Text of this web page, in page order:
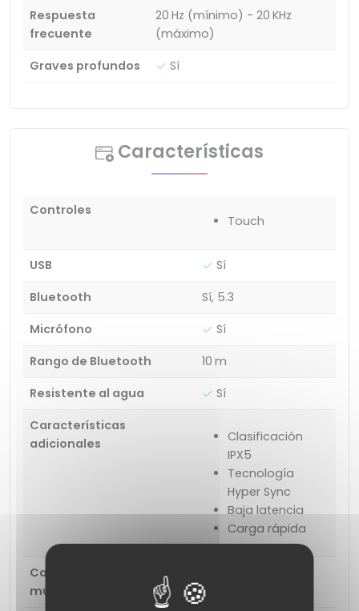
Respuesta
frecuente
20 Hz (mínimo) - 20 KHz
(máximo)
Graves profundos
Sí
Características
Controles
Touch
USB
Sí
Bluetooth
Sí, 5.3
Micrófono
Sí
Rango de Bluetooth
10 m
Resistente al agua
Sí
Características
adicionales
Clasificación
IPX5
Tecnología
Hyper Sync
Baja latencia
Carga rápida
Cambio entre llamada y
música